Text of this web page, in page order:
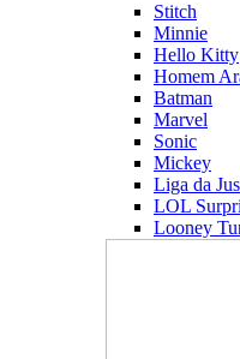
Stitch
Minnie
Hello Kitty
Homem
Batman
Marvel
Sonic
Mickey
Liga da
LOL
Looney